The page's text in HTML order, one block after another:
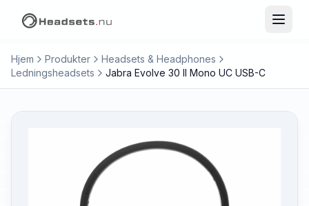
Hjem Produkter
Headsets & Headphones
Ledningsheadsets
Jabra Evolve 30 II Mono UC USB-C